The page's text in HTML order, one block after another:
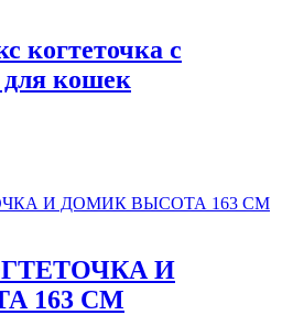
когтеточка с
кошек
И
163 СМ